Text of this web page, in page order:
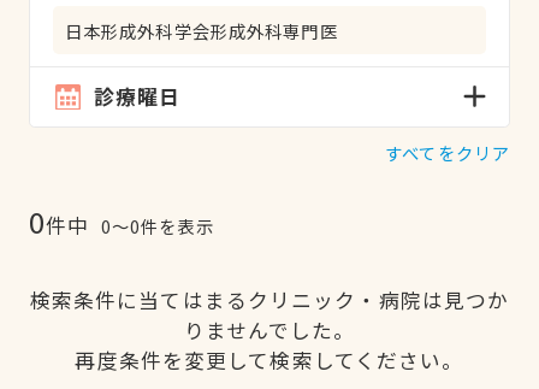
日本形成外科学会形成外科専門医
診療曜日
すべてをクリア
0件中 0〜0件を表示
検索条件に当てはまるクリニック・病院は見つか
りませんでした。
再度条件を変更して検索してください。